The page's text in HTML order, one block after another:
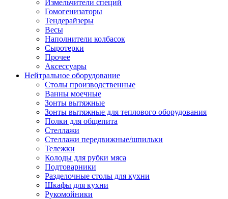
Измельчители специй
Гомогенизаторы
Тендерайзеры
Весы
Наполнители колбасок
Сыротерки
Прочее
Аксессуары
Нейтральное оборудование
Столы производственные
Ванны моечные
Зонты вытяжные
Зонты вытяжные для теплового оборудования
Полки для общепита
Стеллажи
Стеллажи передвижные/шпильки
Тележки
Колоды для рубки мяса
Подтоварники
Разделочные столы для кухни
Шкафы для кухни
Рукомойники